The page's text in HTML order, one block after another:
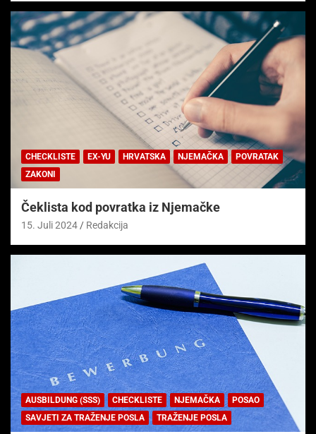
CHECKLISTE EX-YU HRVATSKA NJEMAČKA
POVRATAK
ZAKONI
Čeklista kod povratka iz Njemačke
15. Juli 2024 Redakcija
AUSBILDUNG (SSS) CHECKLISTE NJEMAČKA
POSAO
SAVJETI ZA TRAŽENJE POSLA
TRAŽENJE POSLA